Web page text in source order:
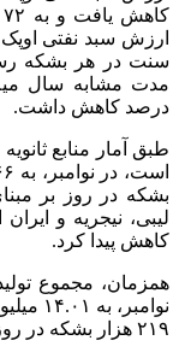
درصد کاهش داشت.
بشکه در روز بر
لیبی، نیجریه و
کاهش پیدا کرد.
همزمان، مجموع
۲۱۹ هزار بشکه در روز افزایش داشت.